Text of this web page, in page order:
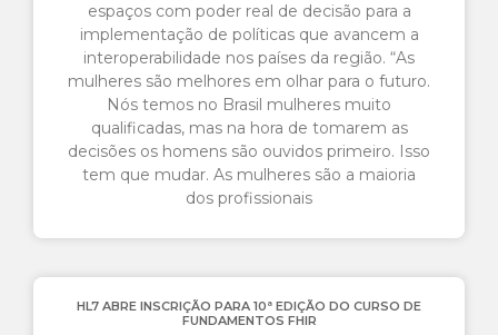
espaços com poder real de decisão para a
implementação de políticas que avancem a
interoperabilidade nos países da região. “As
mulheres são melhores em olhar para o futuro.
Nós temos no Brasil mulheres muito
qualificadas, mas na hora de tomarem as
decisões os homens são ouvidos primeiro. Isso
tem que mudar. As mulheres são a maioria
dos profissionais
HL7 ABRE INSCRIÇÃO PARA 10ª EDIÇÃO DO CURSO DE
FUNDAMENTOS FHIR